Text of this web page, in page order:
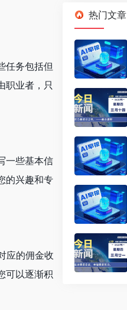
任务包括但
职业者，只
一些基本信
的兴趣和专
应的佣金收
可以逐渐积
热门文章